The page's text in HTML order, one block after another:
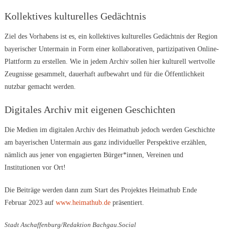
Kollektives kulturelles Gedächtnis
Ziel des Vorhabens ist es, ein kollektives kulturelles Gedächtnis der Region
bayerischer Untermain in Form einer kollaborativen, partizipativen Online-
Plattform zu erstellen. Wie in jedem Archiv sollen hier kulturell wertvolle
Zeugnisse gesammelt, dauerhaft aufbewahrt und für die Öffentlichkeit
nutzbar gemacht werden.
Digitales Archiv mit eigenen Geschichten
Die Medien im digitalen Archiv des Heimathub jedoch werden Geschichte
am bayerischen Untermain aus ganz individueller Perspektive erzählen,
nämlich aus jener von engagierten Bürger*innen, Vereinen und
Institutionen vor Ort!
Die Beiträge werden dann zum Start des Projektes Heimathub Ende
Februar 2023 auf www.heimathub.depräsentiert.
Stadt Aschaffenburg/Redaktion Bachgau.Social